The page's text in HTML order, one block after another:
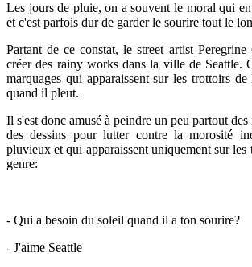
Les jours de pluie, on a souvent le moral qui
et c'est parfois dur de garder le sourire tout le
Partant de ce constat, le street artist
créer des rainy works dans la ville de Seattle.
marquages qui apparaissent sur les trottoirs
quand il pleut.
Il s'est donc amusé à peindre un peu partout des
des dessins pour lutter contre la morosité
pluvieux et qui apparaissent uniquement sur
genre:
- Qui a besoin du soleil quand il a ton sourire?
- J'aime Seattle